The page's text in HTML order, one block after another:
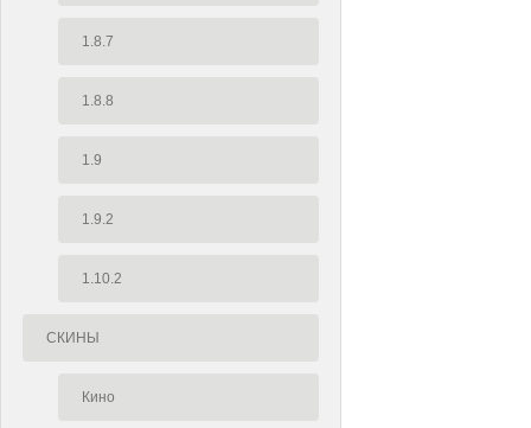
1.8.7
1.8.8
1.9
1.9.2
1.10.2
СКИНЫ
Кино